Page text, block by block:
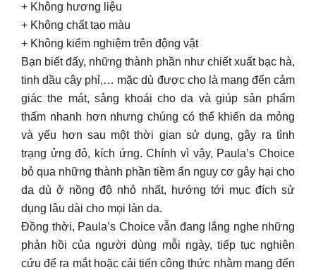
+ Không hương liệu
+ Không chất tạo màu
+ Không kiểm nghiệm trên động vật
Bạn biết đấy, những thành phần như chiết xuất bạc hà,
tinh dầu cây phỉ,… mặc dù được cho là mang đến cảm
giác the mát, sảng khoái cho da và giúp sản phẩm
thấm nhanh hơn nhưng chúng có thể khiến da mỏng
và yếu hơn sau một thời gian sử dụng, gây ra tình
trạng ửng đỏ, kích ứng. Chính vì vậy, Paula’s Choice
bỏ qua những thành phần tiềm ẩn nguy cơ gây hại cho
da dù ở nồng độ nhỏ nhất, hướng tới mục đích sử
dụng lâu dài cho mọi làn da.
Đồng thời, Paula’s Choice vẫn đang lắng nghe những
phản hồi của người dùng mỗi ngày, tiếp tục nghiên
cứu để ra mắt hoặc cải tiến công thức nhằm mang đến